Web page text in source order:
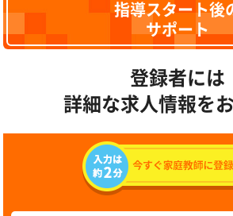
指導スタート後
サポート
登録者には
詳細な求人情報を